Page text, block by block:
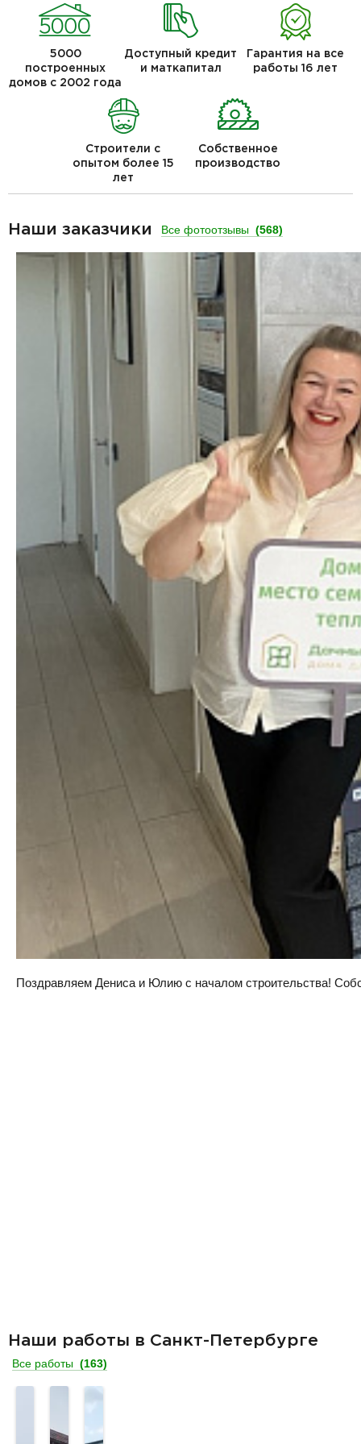
5000
построенных
домов с 2002 года
Доступный кредит
и маткапитал
Гарантия на все
работы 16 лет
Строители с
опытом более 15
лет
Собственное
производство
Наши заказчики Все фотоотзывы (568)
Поздравляем Дениса и Юлию с началом строительства!
Наши работы в Санкт-Петербурге
Все работы (163)